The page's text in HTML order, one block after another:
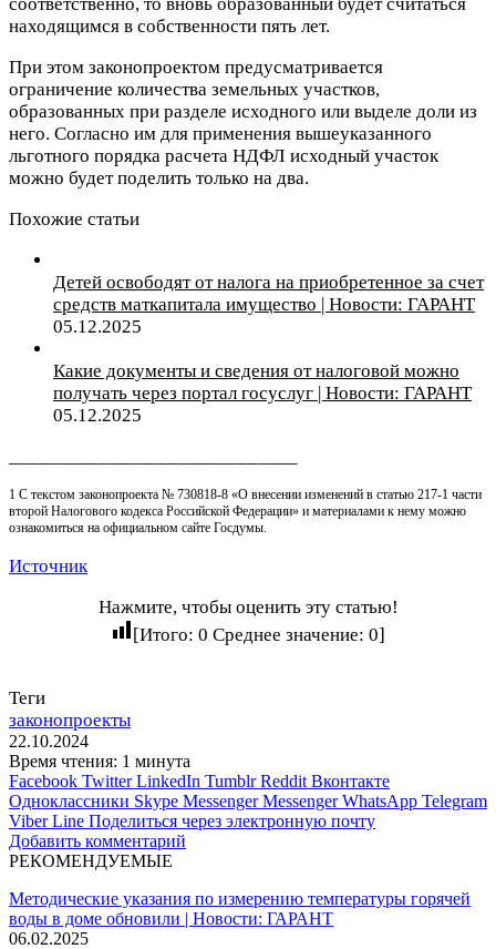
находящимся в собственности пять лет.
При этом законопроектом предусматривается
ограничение количества земельных участков,
образованных при разделе исходного или выделе доли из
него. Согласно им для применения вышеуказанного
льготного порядка расчета НДФЛ исходный участок
можно будет поделить только на два.
Похожие статьи
Детей освободят от налога на приобретенное за счет
средств маткапитала имущество | Новости: ГАРАНТ
05.12.2025
Какие документы и сведения от налоговой можно
получать через портал госуслуг | Новости: ГАРАНТ
05.12.2025
1 С текстом законопроекта № 730818-8 «О внесении изменений в статью 217-1 части
второй Налогового кодекса Российской Федерации» и материалами к нему можно
ознакомиться на официальном сайте Госдумы.
Источник
Нажмите, чтобы оценить эту статью!
[Итого: 0 Среднее значение: 0]
Теги
законопроекты
22.10.2024
Время чтения: 1 минута
Facebook Twitter LinkedIn Tumblr Reddit Вконтакте
Одноклассники Skype Messenger Messenger WhatsApp Telegram
Viber Line Поделиться через электронную почту
Добавить комментарий
РЕКОМЕНДУЕМЫЕ
Методические указания по измерению температуры горячей
воды в доме обновили | Новости: ГАРАНТ
06.02.2025